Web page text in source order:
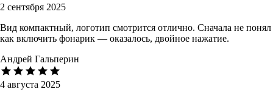
2 сентября 2025
Вид компактный, логотип смотрится отлично. Сначала не понял
как включить фонарик — оказалось, двойное нажатие.
Андрей Гальперин
4 августа 2025